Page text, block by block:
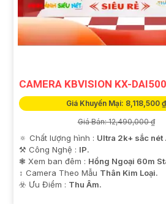
CAMERA KBVISION KX-
Giá Khuyến Mại: 8,118,500 ₫
Giá Bán: 12,490,000 ₫
🔅 Chất lượng hình : Ultra 2k+ sắc nét .
⚒ Công Nghệ : IP.
❃ Xem ban đêm : Hồng Ngoại 60m
↕️ Camera Theo Mẫu Thân Kim Loại.
️☣️ Ưu Điểm : Thu Âm.